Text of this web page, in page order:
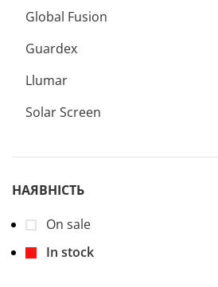
Global Fusion
Guardex
Llumar
Solar Screen
НАЯВНІСТЬ
On sale
In stock